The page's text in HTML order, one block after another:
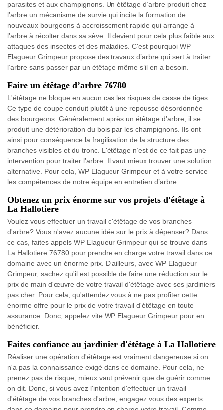
parasites et aux champignons. Un étêtage d’arbre produit chez
l’arbre un mécanisme de survie qui incite la formation de
nouveaux bourgeons à accroissement rapide qui arrange à
l’arbre à récolter dans sa sève. Il devient pour cela plus faible aux
attaques des insectes et des maladies. C'est pourquoi WP
Elagueur Grimpeur propose des travaux d’arbre qui sert à traiter
l’arbre sans passer par un étêtage même s’il en a besoin.
Faire un étêtage d’arbre 76780
L'étêtage ne bloque en aucun cas les risques de casse de tiges.
Ce type de coupe conduit plutôt à une repousse désordonnée
des bourgeons. Généralement après un étêtage d’arbre, il se
produit une détérioration du bois par les champignons. Ils ont
ainsi pour conséquence la fragilisation de la structure des
branches visibles et du tronc. L'étêtage n’est de ce fait pas une
intervention pour traiter l’arbre. Il vaut mieux trouver une solution
alternative. Pour cela, WP Elagueur Grimpeur et à votre service
les compétences de notre équipe en entretien d’arbre.
Obtenez un prix énorme sur vos projets d'étêtage à
La Hallotiere
Voulez vous effectuer un travail d'étêtage de vos branches
d'arbre? Vous n'avez aucune idée sur le prix à dépenser? Dans
ce cas, faites appels WP Elagueur Grimpeur qui se trouve dans
La Hallotiere 76780 pour prendre en charge votre travail dans ce
domaine avec un énorme prix. D'ailleurs, avec WP Elagueur
Grimpeur, sachez qu'il est possible de faire une réduction sur le
prix de main d'œuvre de votre travail d'étêtage avec ses jardiniers
pas cher. Pour cela, qu'attendez vous à ne pas profiter cette
énorme offre pour le prix de votre travail d'étêtage en toute
assurance. Donc, appelez vite WP Elagueur Grimpeur pour en
bénéficier.
Faites confiance au jardinier d'étêtage à La Hallotiere
Réaliser une opération d'étêtage est vraiment dangereuse si on
n'a pas la connaissance exigé dans ce domaine. Pour cela, ne
prenez pas de risque, mieux vaut prévenir que de guérir comme
on dit. Donc, si vous avez l'intention d'effectuer un travail
d'étêtage de vos branches d'arbre, engagez vous des experts